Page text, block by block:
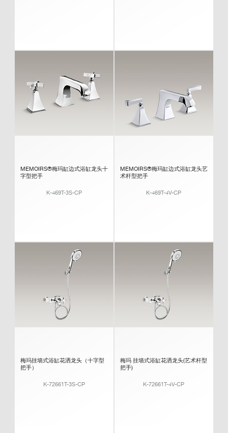
MEMOIRS®梅玛缸边式浴缸龙头十
字型把手
K-469T-3S-CP
MEMOIRS®梅玛缸边式浴缸龙头艺
术杆型把手
K-469T-4V-CP
梅玛挂墙式浴缸花洒龙头（十字型
把手）
K-72661T-3S-CP
梅玛 挂墙式浴缸花洒龙头(艺术杆型
把手)
K-72661T-4V-CP